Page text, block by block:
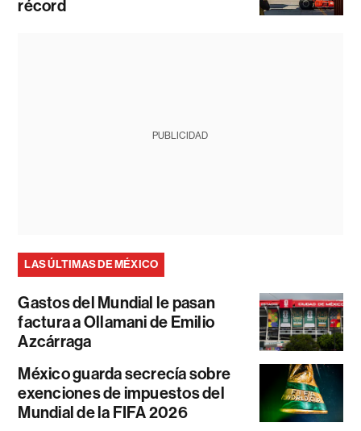
récord
PUBLICIDAD
LAS ÚLTIMAS DE MÉXICO
Gastos del Mundial le pasan
factura a Ollamani de Emilio
Azcárraga
México guarda secrecía sobre
exenciones de impuestos del
Mundial de la FIFA 2026